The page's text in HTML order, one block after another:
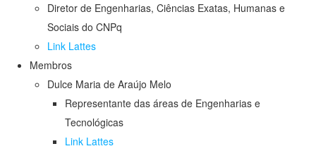
Diretor de Engenharias, Ciências Exatas, Humanas e
Sociais do CNPq
Link Lattes
Membros
Dulce Maria de Araújo Melo
Representante das áreas de Engenharias e
Tecnológicas
Link Lattes